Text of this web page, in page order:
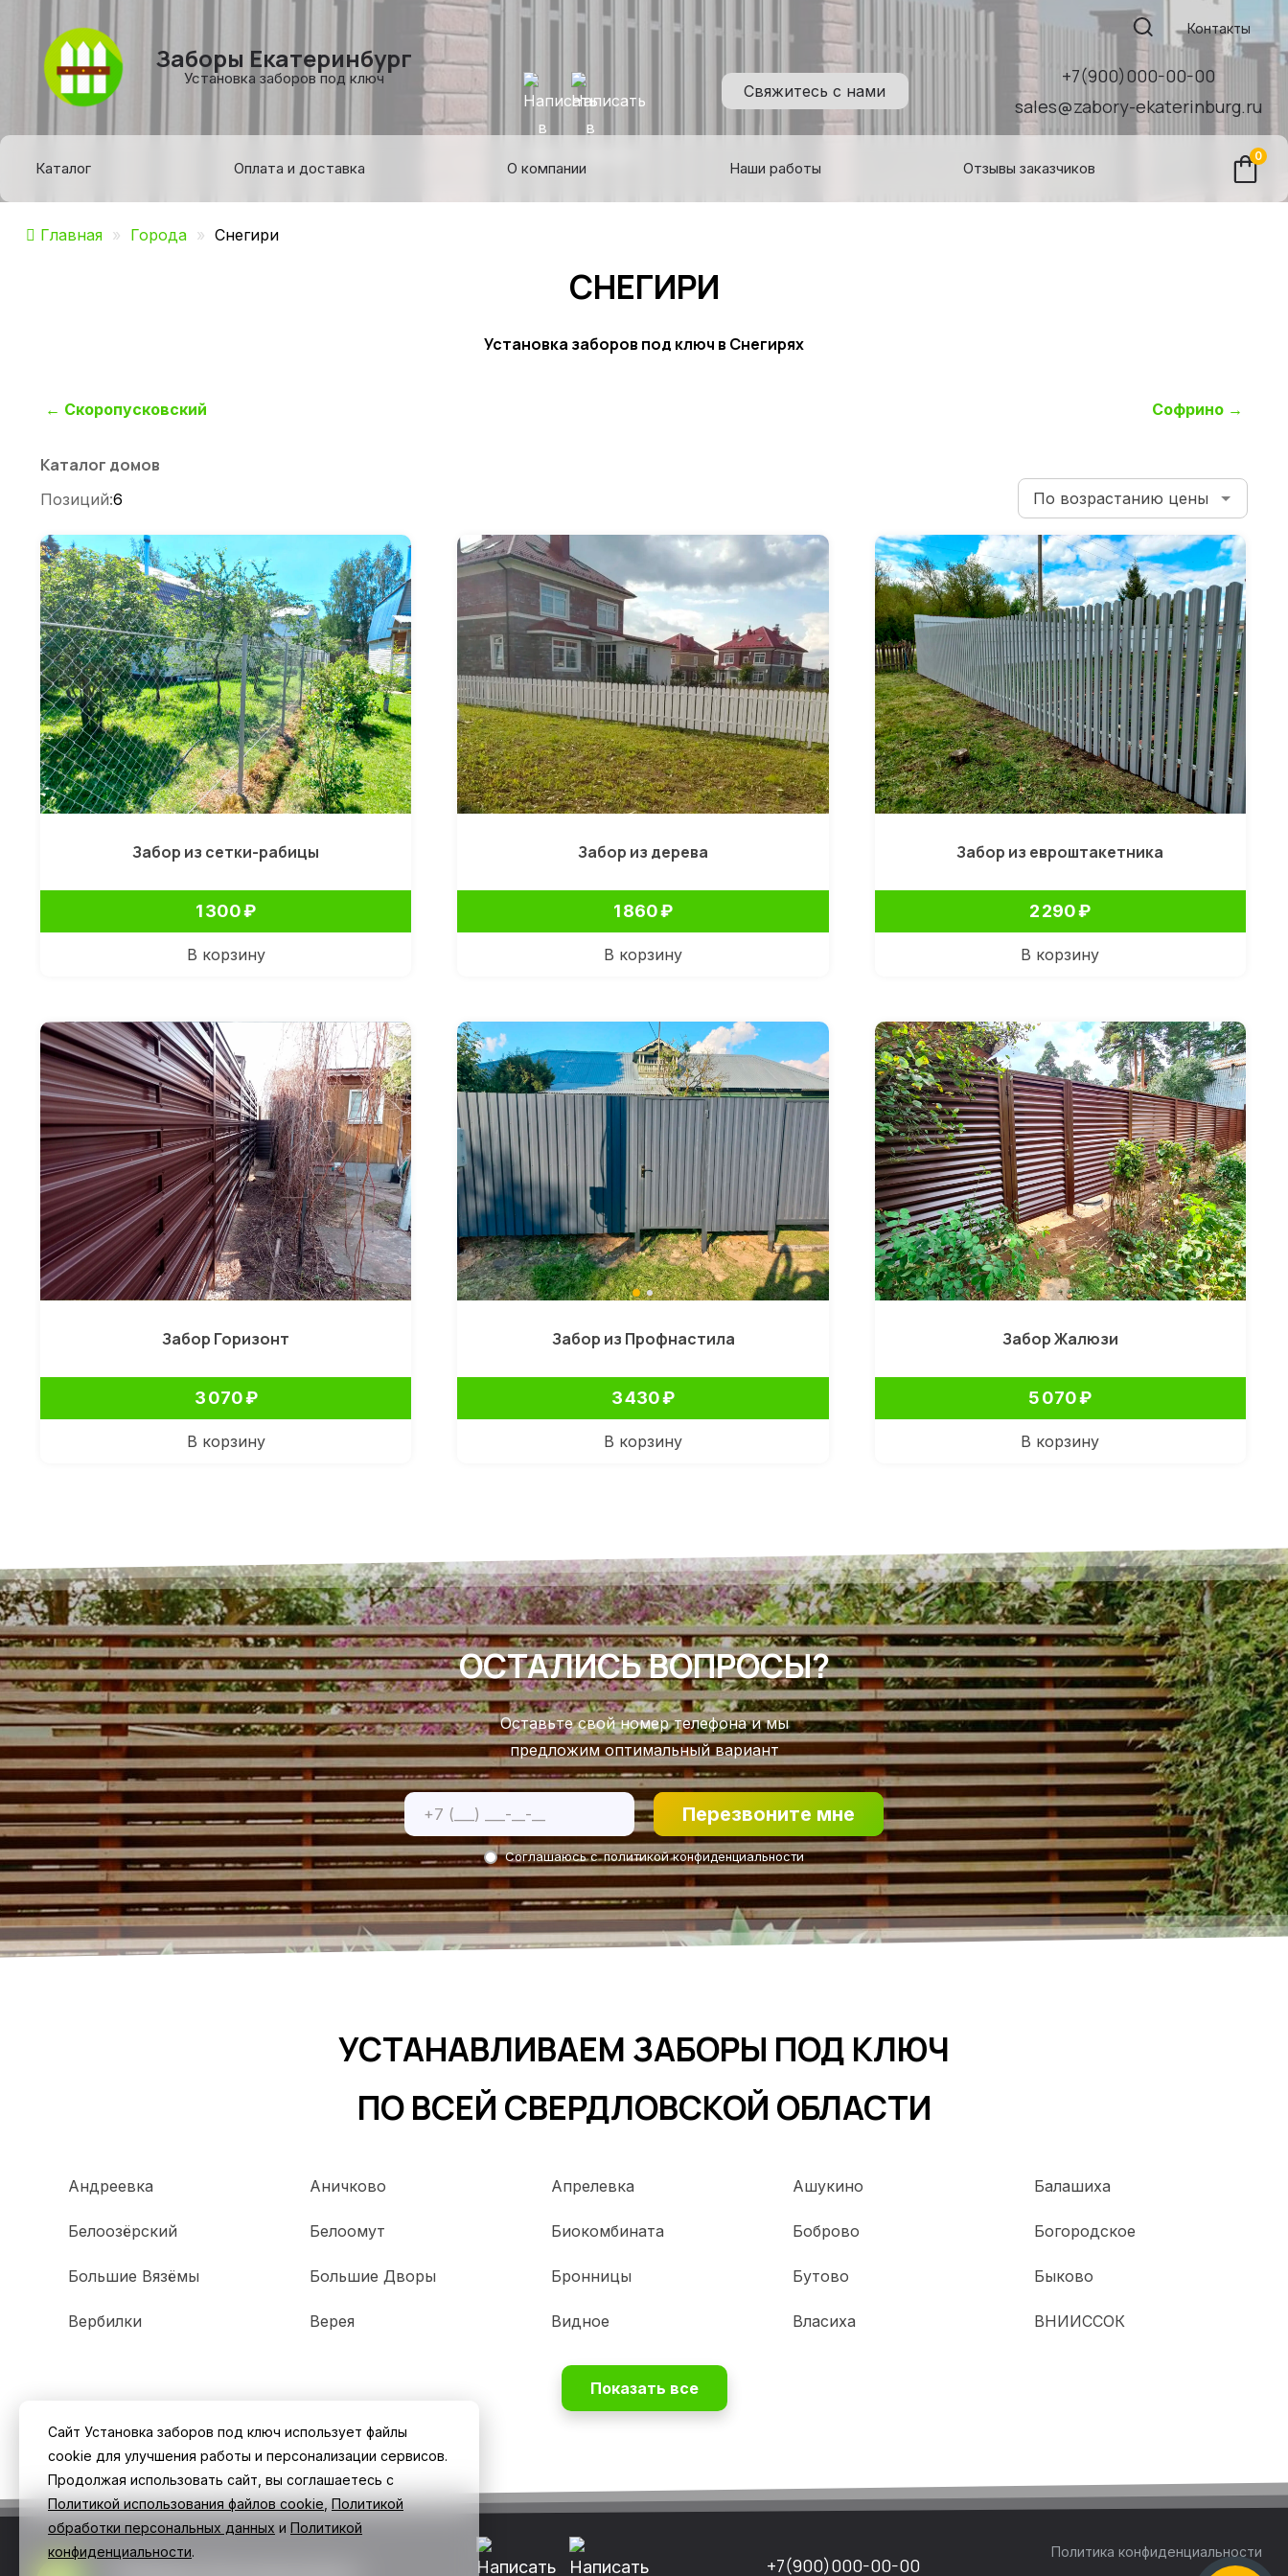
Поиск:
Контакты
Заборы Екатеринбург
Установка заборов под ключ
Свяжитесь с нами
+7(900)000-00-00
sales@zabory-ekaterinburg.ru
Каталог Оплата и доставка О компании Наши работы Отзывы заказчиков
0
Главная » Города » Снегири
СНЕГИРИ
Установка заборов под ключ в Снегирях
Навигация
записям
← Скоропусковский Софрино →
Каталог домов
Позиций:6
Забор из сетки-рабицы
1 300₽
В корзину
Забор из дерева
1 860₽
В корзину
Забор из евроштакетника
2 290₽
В корзину
Забор Горизонт
3 070₽
В корзину
Забор из Профнастила
3 430₽
В корзину
Забор Жалюзи
5 070₽
В корзину
ОСТАЛИСЬ ВОПРОСЫ?
Оставьте свой номер телефона и мы
предложим оптимальный вариант
Перезвоните мне
Соглашаюсь сполитикой конфиденциальности
УСТАНАВЛИВАЕМ ЗАБОРЫ ПОД КЛЮЧ
ПО ВСЕЙ СВЕРДЛОВСКОЙ ОБЛАСТИ
Андреевка Аничково Апрелевка Ашукино Балашиха
Белоозёрский Белоомут Биокомбината Боброво Богородское
Большие Вязёмы Большие Дворы Бронницы Бутово Быково
Вербилки Верея Видное Власиха ВНИИССОК
Показать все
+7(900)000-00-00
Политика конфиденциальности
Сайт Установка заборов под ключ использует файлы
cookie для улучшения работы и персонализации сервисов.
Продолжая использовать сайт, вы соглашаетесь с
Политикой использования файлов cookie,Политикой
обработки персональных данных и Политикой
конфиденциальности.